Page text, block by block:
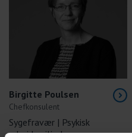
Birgitte Poulsen
Chefkonsulent
Sygefravær | Psykisk
arbejdsmiljø |